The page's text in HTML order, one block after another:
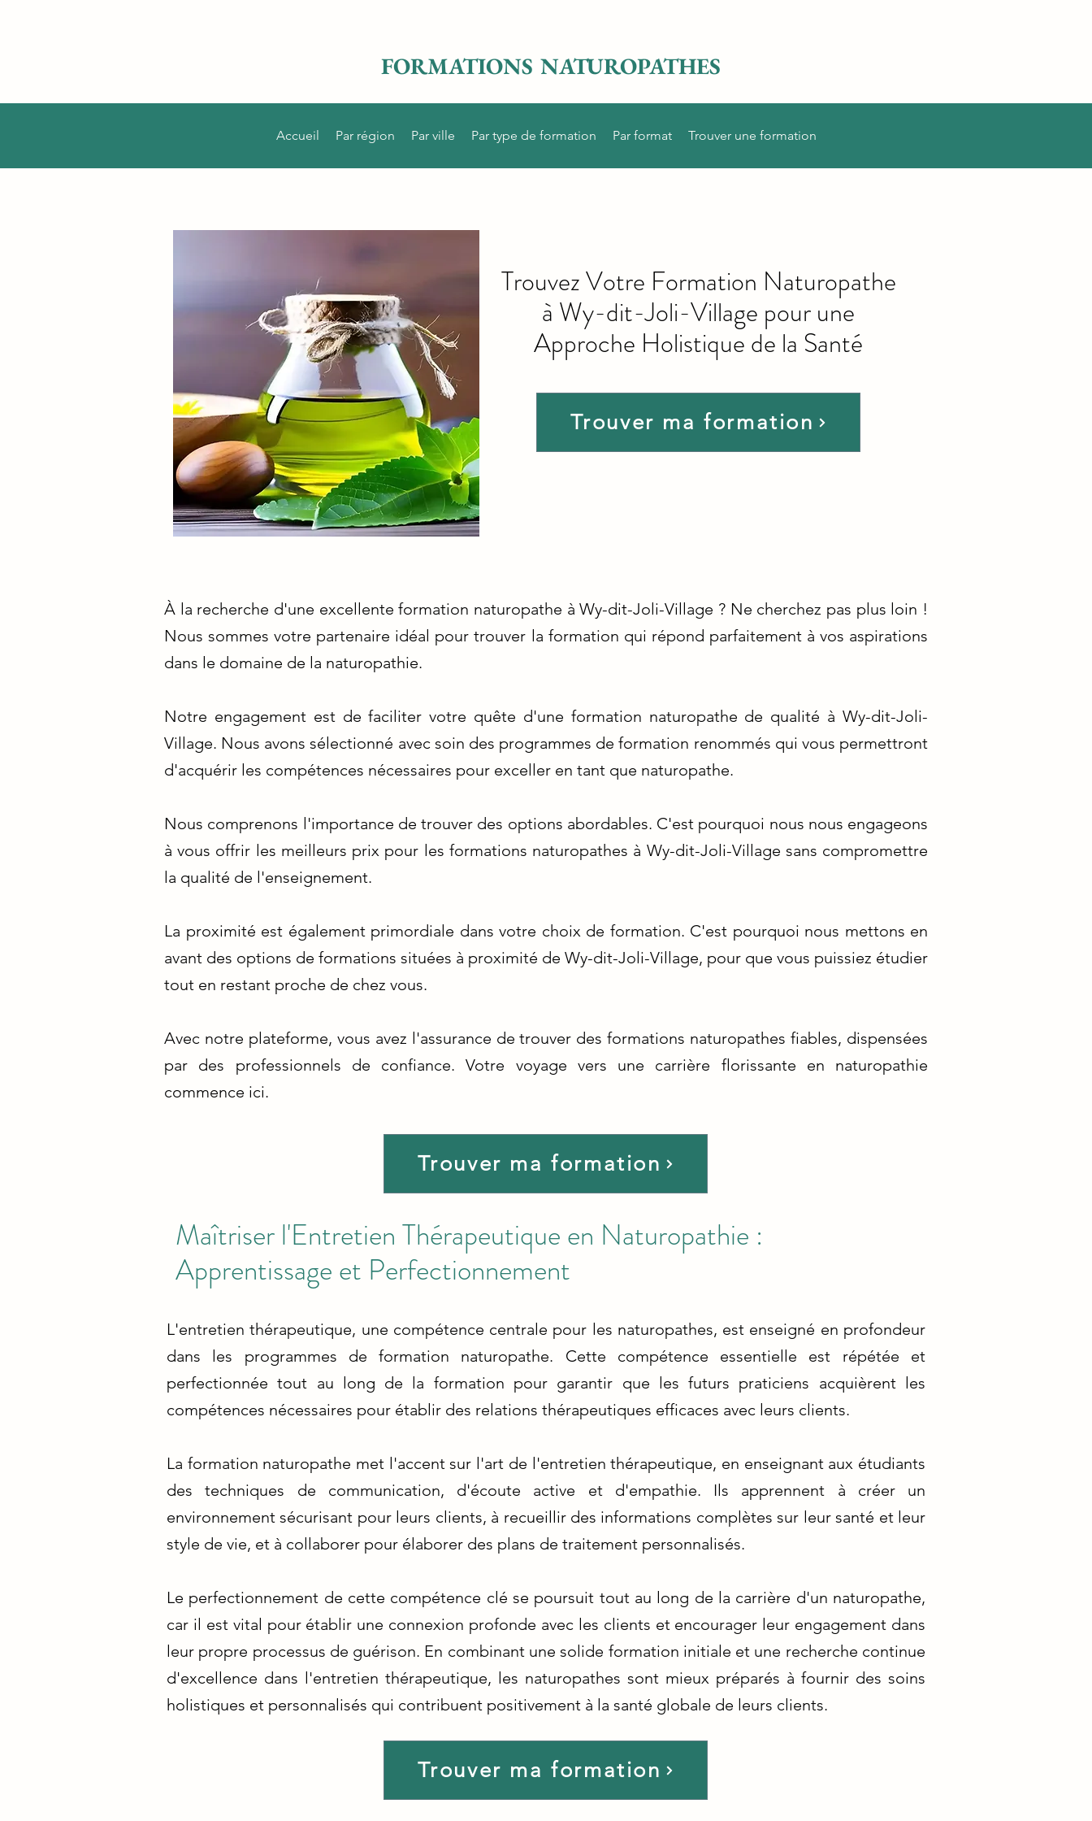
FORMATIONS NATUROPATHES
Accueil Par région Par ville Par type de formation Par format Trouver une formation
Trouver ma formation
Trouvez Votre Formation Naturopathe
à Wy-dit-Joli-Village pour une
Approche Holistique de la Santé
À la recherche d'une excellente formation naturopathe à Wy-dit-Joli-Village ? Ne cherchez pas plus loin !
Nous sommes votre partenaire idéal pour trouver la formation qui répond parfaitement à vos aspirations
dans le domaine de la naturopathie.
Notre engagement est de faciliter votre quête d'une formation naturopathe de qualité à Wy-dit-Joli-
Village. Nous avons sélectionné avec soin des programmes de formation renommés qui vous permettront
d'acquérir les compétences nécessaires pour exceller en tant que naturopathe.
Nous comprenons l'importance de trouver des options abordables. C'est pourquoi nous nous engageons
à vous offrir les meilleurs prix pour les formations naturopathes à Wy-dit-Joli-Village sans compromettre
la qualité de l'enseignement.
La proximité est également primordiale dans votre choix de formation. C'est pourquoi nous mettons en
avant des options de formations situées à proximité de Wy-dit-Joli-Village, pour que vous puissiez étudier
tout en restant proche de chez vous.
Avec notre plateforme, vous avez l'assurance de trouver des formations naturopathes fiables, dispensées
par des professionnels de confiance. Votre voyage vers une carrière florissante en naturopathie
commence ici.
Trouver ma formation
Maîtriser l'Entretien Thérapeutique en Naturopathie :
Apprentissage et Perfectionnement
L'entretien thérapeutique, une compétence centrale pour les naturopathes, est enseigné en profondeur
dans les programmes de formation naturopathe. Cette compétence essentielle est répétée et
perfectionnée tout au long de la formation pour garantir que les futurs praticiens acquièrent les
compétences nécessaires pour établir des relations thérapeutiques efficaces avec leurs clients.
La formation naturopathe met l'accent sur l'art de l'entretien thérapeutique, en enseignant aux étudiants
des techniques de communication, d'écoute active et d'empathie. Ils apprennent à créer un
environnement sécurisant pour leurs clients, à recueillir des informations complètes sur leur santé et leur
style de vie, et à collaborer pour élaborer des plans de traitement personnalisés.
Le perfectionnement de cette compétence clé se poursuit tout au long de la carrière d'un naturopathe,
car il est vital pour établir une connexion profonde avec les clients et encourager leur engagement dans
leur propre processus de guérison. En combinant une solide formation initiale et une recherche continue
d'excellence dans l'entretien thérapeutique, les naturopathes sont mieux préparés à fournir des soins
holistiques et personnalisés qui contribuent positivement à la santé globale de leurs clients.
Trouver ma formation